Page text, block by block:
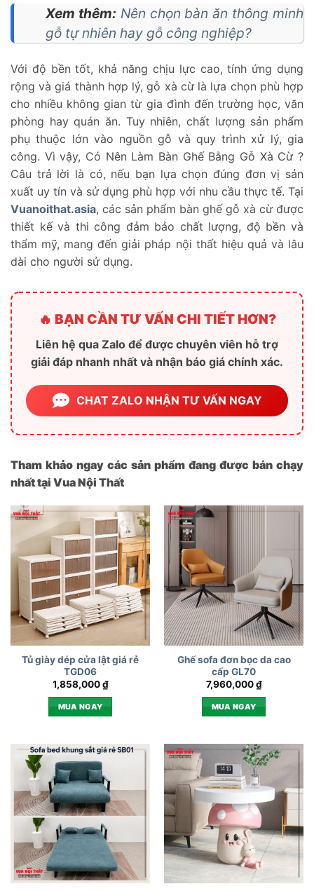
Xem thêm: Nên chọn bàn ăn thông minh
gỗ tự nhiên hay gỗ công nghiệp?
Với độ bền tốt, khả năng chịu lực cao, tính ứng dụng
rộng và giá thành hợp lý, gỗ xà cừ là lựa chọn phù hợp
cho nhiều không gian từ gia đình đến trường học, văn
phòng hay quán ăn. Tuy nhiên, chất lượng sản phẩm
phụ thuộc lớn vào nguồn gỗ và quy trình xử lý, gia
công. Vì vậy, Có Nên Làm Bàn Ghế Bằng Gỗ Xà Cừ ?
Câu trả lời là có, nếu bạn lựa chọn đúng đơn vị sản
xuất uy tín và sử dụng phù hợp với nhu cầu thực tế. Tại
Vuanoithat.asia, các sản phẩm bàn ghế gỗ xà cừ được
thiết kế và thi công đảm bảo chất lượng, độ bền và
thẩm mỹ, mang đến giải pháp nội thất hiệu quả và lâu
dài cho người sử dụng.
🔥 BẠN CẦN TƯ VẤN CHI TIẾT HƠN?
Liên hệ qua Zalo để được chuyên viên hỗ trợ
giải đáp nhanh nhất và nhận báo giá chính xác.
CHAT ZALO NHẬN TƯ VẤN NGAY
Tham khảo ngay các sản phẩm đang được bán chạy
nhất tại Vua Nội Thất
Tủ giày dép cửa lật giá rẻ
TGD06
1,858,000₫
MUA NGAY
Ghế sofa đơn bọc da cao
cấp GL70
7,960,000₫
MUA NGAY